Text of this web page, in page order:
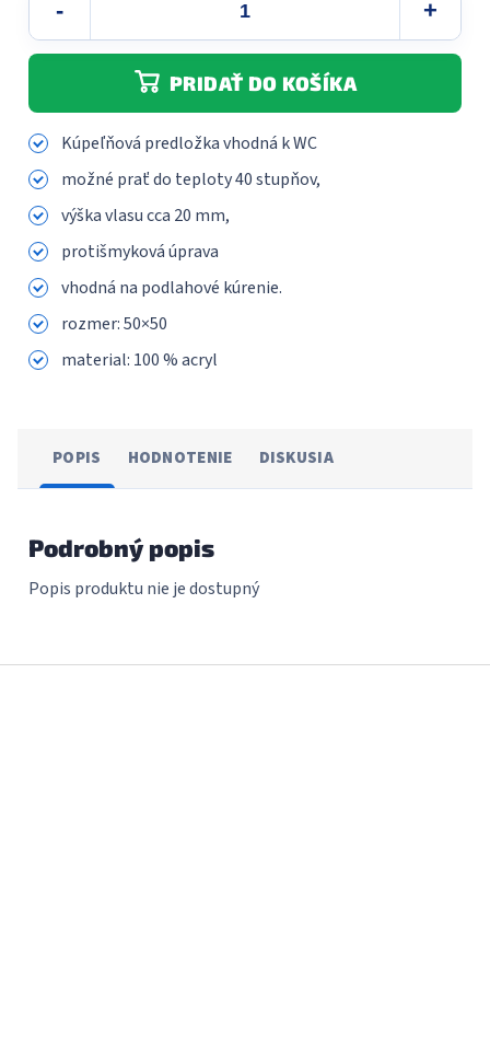
PRIDAŤ DO KOŠÍKA
Kúpeľňová predložka vhodná k WC
možné prať do teploty 40 stupňov,
výška vlasu cca 20 mm,
protišmyková úprava
vhodná na podlahové kúrenie.
rozmer: 50×50
material: 100 % acryl
POPIS HODNOTENIE DISKUSIA
Podrobný popis
Popis produktu nie je dostupný